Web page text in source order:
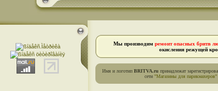
Мы производим ремонт опасных бритв
окисления режущей
Имя и логотип BRITVA.ru принадлежат
сети "Магазины для парикмахеров"